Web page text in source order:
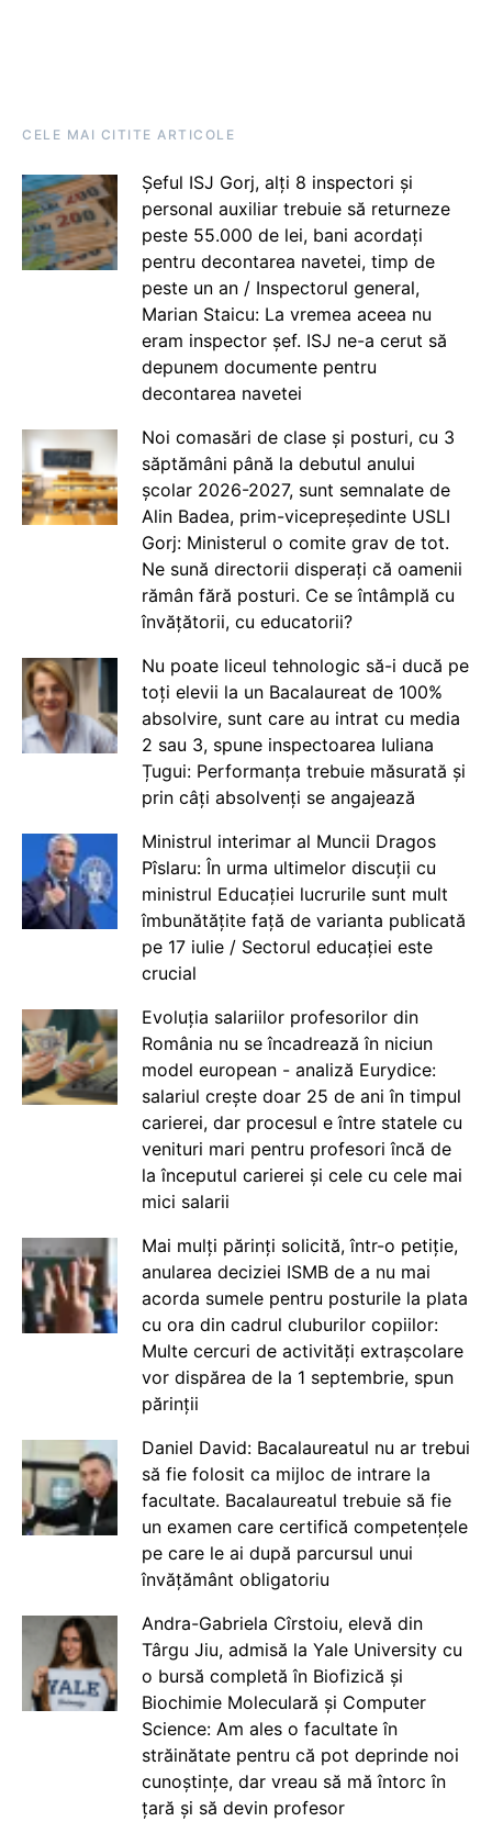
CELE MAI CITITE ARTICOLE
Șeful ISJ Gorj, alți 8 inspectori și
personal auxiliar trebuie să returneze
peste 55.000 de lei, bani acordați
pentru decontarea navetei, timp de
peste un an / Inspectorul general,
Marian Staicu: La vremea aceea nu
eram inspector șef. ISJ ne-a cerut să
depunem documente pentru
decontarea navetei
Noi comasări de clase și posturi, cu 3
săptămâni până la debutul anului
școlar 2026-2027, sunt semnalate de
Alin Badea, prim-vicepreședinte USLI
Gorj: Ministerul o comite grav de tot.
Ne sună directorii disperați că oamenii
rămân fără posturi. Ce se întâmplă cu
învățătorii, cu educatorii?
Nu poate liceul tehnologic să-i ducă pe
toți elevii la un Bacalaureat de 100%
absolvire, sunt care au intrat cu media
2 sau 3, spune inspectoarea Iuliana
Țugui: Performanța trebuie măsurată și
prin câți absolvenți se angajează
Ministrul interimar al Muncii Dragos
Pîslaru: În urma ultimelor discuții cu
ministrul Educației lucrurile sunt mult
îmbunătățite față de varianta publicată
pe 17 iulie / Sectorul educației este
crucial
Evoluția salariilor profesorilor din
România nu se încadrează în niciun
model european - analiză Eurydice:
salariul crește doar 25 de ani în timpul
carierei, dar procesul e între statele cu
venituri mari pentru profesori încă de
la începutul carierei și cele cu cele mai
mici salarii
Mai mulți părinți solicită, într-o petiție,
anularea deciziei ISMB de a nu mai
acorda sumele pentru posturile la plata
cu ora din cadrul cluburilor copiilor:
Multe cercuri de activități extrașcolare
vor dispărea de la 1 septembrie, spun
părinții
Daniel David: Bacalaureatul nu ar trebui
să fie folosit ca mijloc de intrare la
facultate. Bacalaureatul trebuie să fie
un examen care certifică competențele
pe care le ai după parcursul unui
învățământ obligatoriu
Andra-Gabriela Cîrstoiu, elevă din
Târgu Jiu, admisă la Yale University cu
o bursă completă în Biofizică și
Biochimie Moleculară și Computer
Science: Am ales o facultate în
străinătate pentru că pot deprinde noi
cunoștințe, dar vreau să mă întorc în
țară și să devin profesor